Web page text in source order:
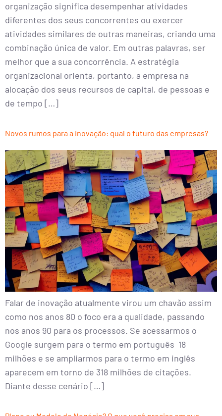
organização significa desempenhar atividades
diferentes dos seus concorrentes ou exercer
atividades similares de outras maneiras, criando uma
combinação única de valor. Em outras palavras, ser
melhor que a sua concorrência. A estratégia
organizacional orienta, portanto, a empresa na
alocação dos seus recursos de capital, de pessoas e
de tempo […]
Novos rumos para a inovação: qual o futuro das empresas?
Falar de inovação atualmente virou um chavão assim
como nos anos 80 o foco era a qualidade, passando
nos anos 90 para os processos. Se acessarmos o
Google surgem para o termo em português 18
milhões e se ampliarmos para o termo em inglês
aparecem em torno de 318 milhões de citações.
Diante desse cenário […]